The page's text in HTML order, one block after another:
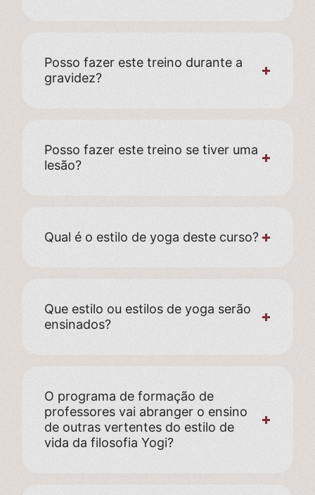
Posso fazer este treino durante a
gravidez?
Posso fazer este treino se tiver uma
lesão?
Qual é o estilo de yoga deste curso?
Que estilo ou estilos de yoga serão
ensinados?
O programa de formação de
professores vai abranger o ensino
de outras vertentes do estilo de
vida da filosofia Yogi?